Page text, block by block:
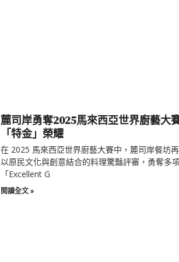
麓司岸勇奪2025馬來西亞世界廚藝大
「特金」榮耀
在 2025 馬來西亞世界廚藝大賽中，麓司岸餐坊
以原民文化與創意結合的料理驚豔評審，勇奪多
「Excellent G
閱讀全文 »